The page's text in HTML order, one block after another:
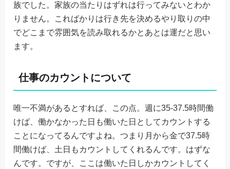
族でした。家族の当たりはずれは行ってみないとわか
りません。こればかりは行き先を決めるやり取りの中
でどこまで雰囲気を読み取れるかとあとは運だと思い
ます。
仕事のカウントについて
唯一不満があるとすれば、この点。週に35-37.5時間働
けば、働かなかった日も働いた日としてカウントする
ことになってるんですよね。つまり月から金で37.5時
間働けば、土日もカウントしてくれるんです。はずな
んです。ですが、ここは働いた日しかカウントしてく